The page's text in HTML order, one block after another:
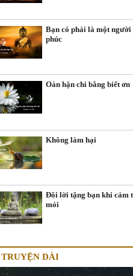
Bạn có phải là một người
phúc
Oán hận chi bằng biết ơn
Không làm hại
Đôi lời tặng bạn khi cảm
mỏi
TRUYỆN DÀI